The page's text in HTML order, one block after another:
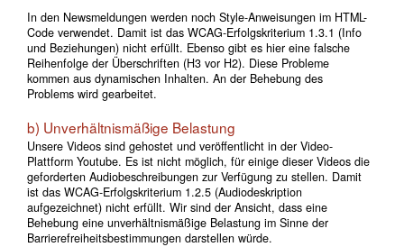
In den Newsmeldungen werden noch Style-Anweisungen im HTML-
Code verwendet. Damit ist das WCAG-Erfolgskriterium 1.3.1 (Info
und Beziehungen) nicht erfüllt. Ebenso gibt es hier eine falsche
Reihenfolge der Überschriften (H3 vor H2). Diese Probleme
kommen aus dynamischen Inhalten. An der Behebung des
Problems wird gearbeitet.
b) Unverhältnismäßige Belastung
Unsere Videos sind gehostet und veröffentlicht in der Video-
Plattform Youtube. Es ist nicht möglich, für einige dieser Videos die
geforderten Audiobeschreibungen zur Verfügung zu stellen. Damit
ist das WCAG-Erfolgskriterium 1.2.5 (Audiodeskription
aufgezeichnet) nicht erfüllt. Wir sind der Ansicht, dass eine
Behebung eine unverhältnismäßige Belastung im Sinne der
Barrierefreiheitsbestimmungen darstellen würde.